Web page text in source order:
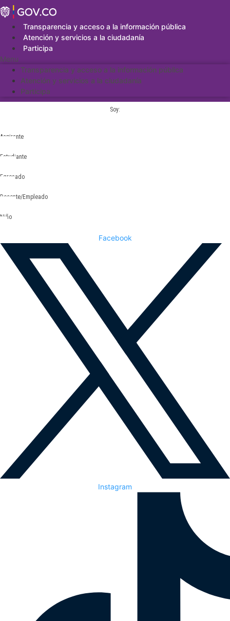
Saltar
al
contenidoTransparencia y acceso a la información pública
Atención y servicios a la ciudadanía
Participa
Menu
Transparencia y acceso a la información pública
Atención y servicios a la ciudadanía
Participa
Soy:
Aspirante
Estudiante
Egresado
Docente/Empleado
Niño
Facebook
Instagram